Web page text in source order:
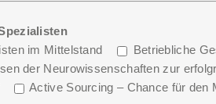
im Mittelstand
Betriebliche
der Neurowissenschaften zur
Active Sourcing – Chance für den